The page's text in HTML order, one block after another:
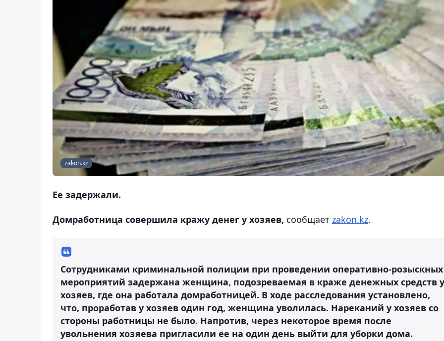
zakon.kz
Ее задержали.
Домработница совершила кражу денег у хозяев, сообщает zakon.kz.
Сотрудниками криминальной полиции при проведении оперативно-розыскных
мероприятий задержана женщина, подозреваемая в краже денежных средств у
хозяев, где она работала домработницей. В ходе расследования установлено,
что, проработав у хозяев один год, женщина уволилась. Нареканий у хозяев со
стороны работницы не было. Напротив, через некоторое время после
увольнения хозяева пригласили ее на один день выйти для уборки дома.